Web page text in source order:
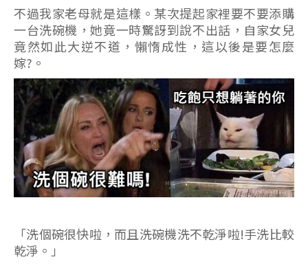
不過我家老母就是這樣。某次提起家裡要不要添購
一台洗碗機，她竟一時驚訝到說不出話，自家女兒
竟然如此大逆不道，懶惰成性，這以後是要怎麼
嫁?。
「洗個碗很快啦，而且洗碗機洗不乾淨啦!手洗比較
乾淨。」